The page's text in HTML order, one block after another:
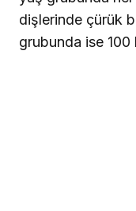
dişlerinde çürük
grubunda ise 100